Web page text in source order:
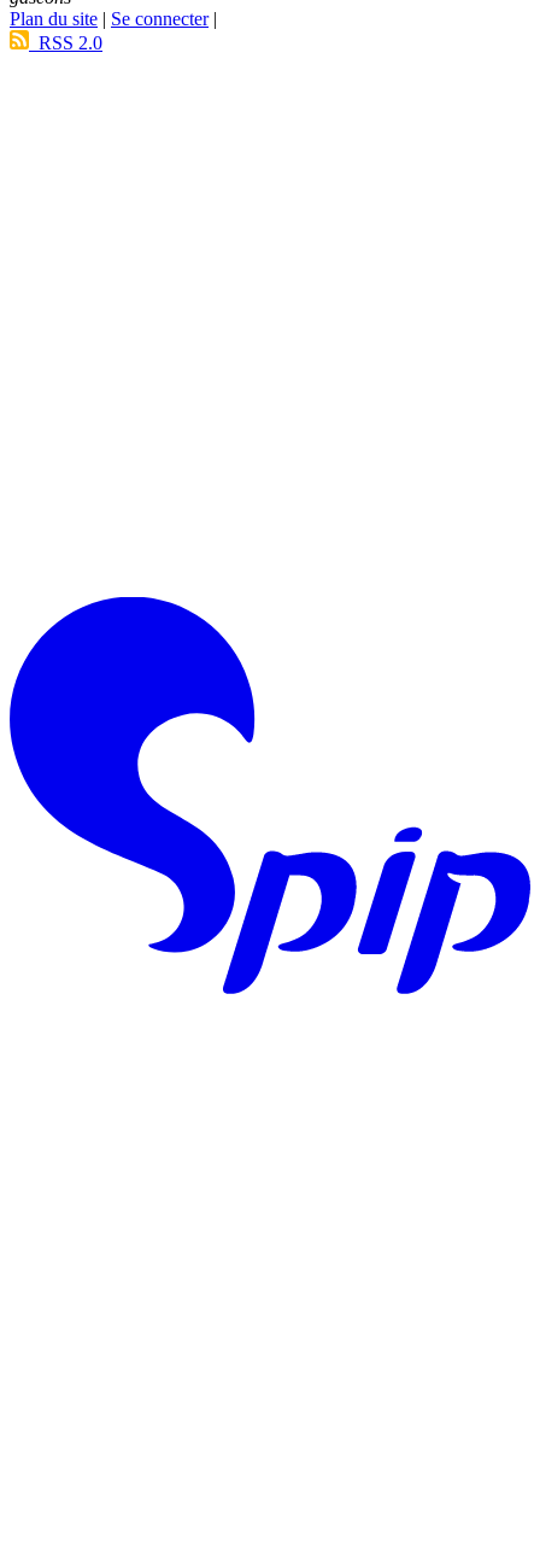
Plan du site | Se connecter|
RSS 2.0